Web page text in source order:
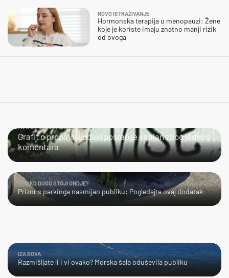
NOVO ISTRAŽIVANJE
Hormonska terapija u menopauzi: Žene
koje je koriste imaju znatno manji rizik
od ovoga
IVANA SE SPASILA
Grafit o propaloj ljubavi postao je viralan zbog jednog
komentara
KOLIKO DUGO STOJI ONDJE?
Prizor s parkinga nasmijao publiku: Pogledajte ovaj dodatak
IZA BOVA
Razmišljate li i vi ovako? Morska šala oduševila publiku